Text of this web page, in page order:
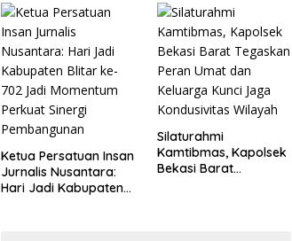
Transparansi
Penanganan Dugaan
Penganiayaan
Ketua Persatuan Insan
Jurnalis Nusantara:
Hari Jadi Kabupaten
Silaturahmi
Kamtibmas, Kapolsek
Bekasi Barat